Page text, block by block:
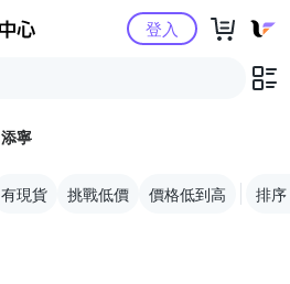
Yahoo購物中心登入
添寧
有現貨 挑戰低價 價格低到高 排序